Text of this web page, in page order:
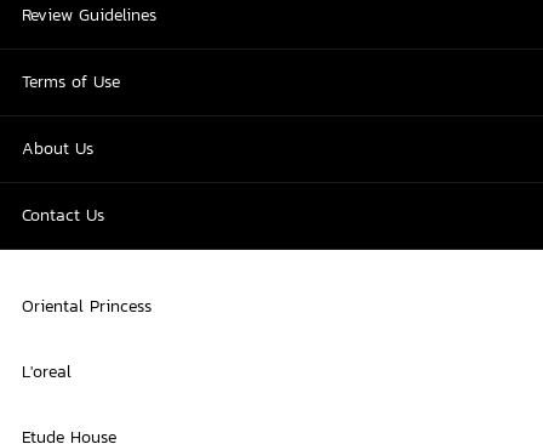
Review Guidelines
Terms of Use
About Us
Contact Us
Oriental Princess
L'oreal
Etude House